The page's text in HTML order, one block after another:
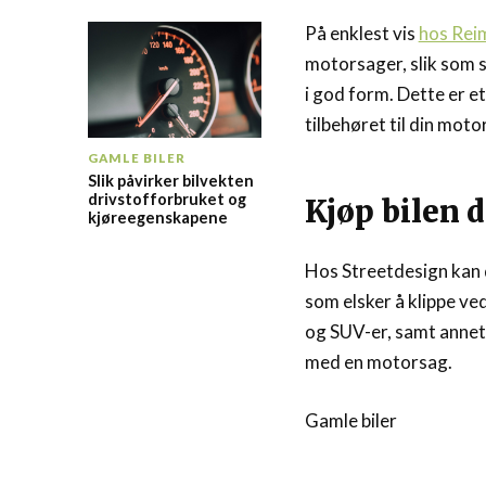
GAMLE BILER
Slik påvirker bilvekten
drivstofforbruket og
kjøreegenskapene
På enklest vis hos
motorsager, slik som
i god form. Dette er
tilbehøret til din
Kjøp bilen
Hos Streetdesign
som elsker å klippe
og SUV-er, samt
med en motorsag.
Gamle biler